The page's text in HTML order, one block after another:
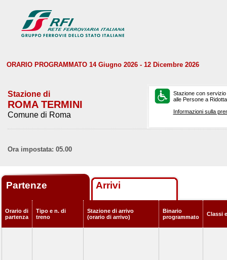
ORARIO PROGRAMMATO 14 Giugno 2026 - 12 Dicembre 2026
Stazione di
ROMA TERMINI
Comune di Roma
Stazione con
alle Persone a
Informazioni sulla
Ora impostata: 05.00
Partenze Arrivi
Orario di
partenza
Tipo e n. di
treno
Stazione di arrivo
(orario di arrivo)
Binario
programmato
Classi